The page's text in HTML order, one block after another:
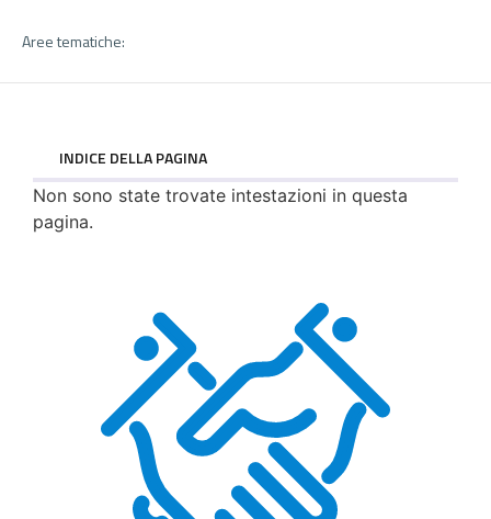
Aree tematiche:
INDICE DELLA PAGINA
Non sono state trovate intestazioni in questa
pagina.